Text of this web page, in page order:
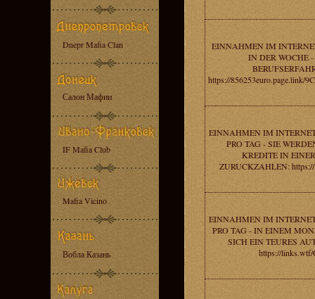
Dnepr Mafia Clan
Салон Мафии
IF Mafia Club
Mafia Vicino
Вобла Казань
EINNAHMEN IM
IN DER WOCHE
https://856253euro.page.link/
EINNAHMEN IM
PRO TAG - SIE
KREDITE IN
ZURUCKZAHLEN: https://
EINNAHMEN IM
PRO TAG - IN EINEM
SICH EIN TEURES
https://links.wtf/